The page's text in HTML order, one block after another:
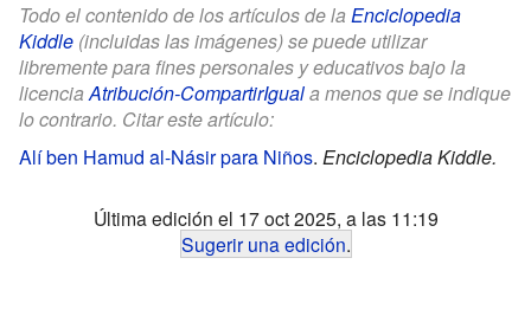
Todo el contenido de los artículos de la Enciclopedia
Kiddle (incluidas las imágenes) se puede utilizar
libremente para fines personales y educativos bajo la
licenciaAtribución-CompartirIguala menos que se indique
lo contrario. Citar este artículo:
Alí ben Hamud al-Násir para Niños. Enciclopedia Kiddle.
Última edición el 17 oct 2025, a las 11:19
Sugerir una edición.